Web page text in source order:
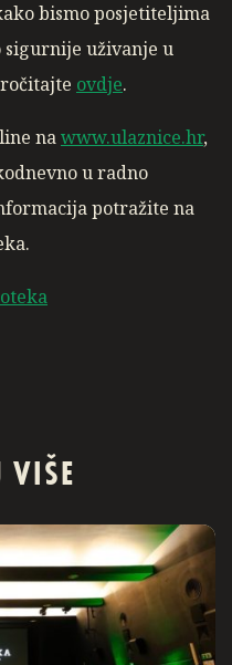
bismo posjetiteljima
sigurnije uživanje u
ovdje.
nawww.ulaznice.hr,
u radno
potražite na
VIŠE